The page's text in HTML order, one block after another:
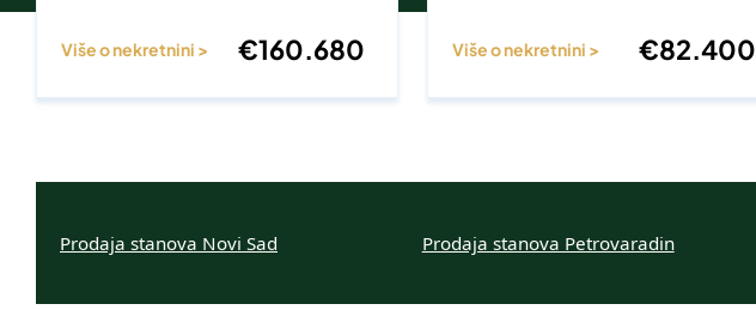
Više o nekretnini > €160.680 Više o nekretnini > €82.400
Prodaja stanova Novi Sad Prodaja stanova Petrovaradin